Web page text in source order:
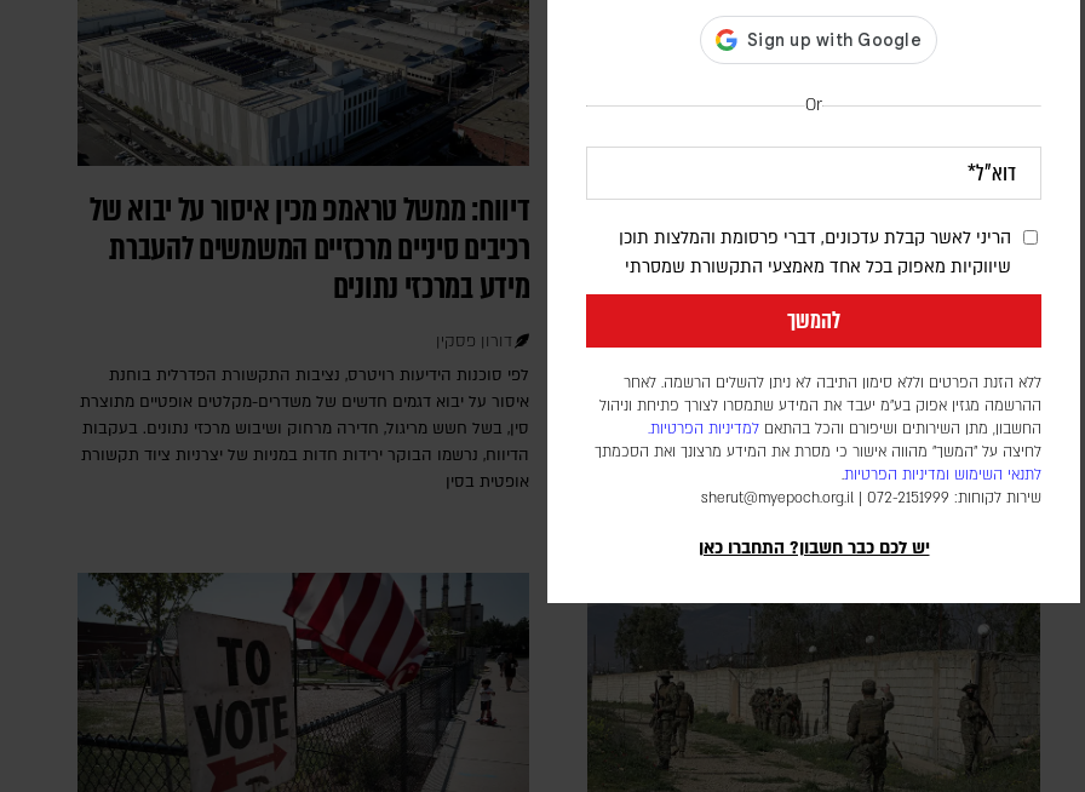
Or
הריני לאשר קבלת עדכונים, דברי פרסומת והמלצות תוכן
שיווקיות מאפוק בכל אחד מאמצעי התקשורת שמסרתי
להמשך
ללא הזנת הפרטים וללא סימון התיבה לא ניתן להשלים הרשמה. לאחר
ההרשמה מגזין אפוק בע״מ יעבד את המידע שתמסרו לצורך פתיחת וניהול
החשבון, מתן השירותים ושיפורם והכל בהתאם למדיניות הפרטיות.
לחיצה על "המשך" מהווה אישור כי מסרת את המידע מרצונך ואת הסכמתך
לתנאי השימוש ומדיניות הפרטיות.
שירות לקוחות: 072-2151999 |
sherut@myepoch.org.il
יש לכם כבר חשבון? התחברו כאן
חיזבאללה הפר את הפסקת האש; צה"ל תקף
בדרום לבנון
דובר צה"ל הודיע כי "התקיפות התבצעו בתגובה להפרה בוטה של
הרוג ו-11 פצועים
דיווח: ממשל טראמפ מכין איסור על יבוא של
רכיבים סיניים מרכזיים המשמשים להעברת
מידע במרכזי נתונים
דורון פסקין
לפי סוכנות הידיעות רויטרס, נציבות התקשורת הפדרלית בוחנת
איסור על יבוא דגמים חדשים של משדרים-מקלטים אופטיים מתוצרת
סין, בשל חשש מריגול, חדירה מרחוק ושיבוש מרכזי נתונים. בעקבות
הדיווח, נרשמו הבוקר ירידות חדות במניות של יצרניות ציוד תקשורת
אופטית בסין